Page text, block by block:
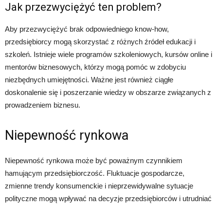
Jak przezwyciężyć ten problem?
Aby przezwyciężyć brak odpowiedniego know-how,
przedsiębiorcy mogą skorzystać z różnych źródeł edukacji i
szkoleń. Istnieje wiele programów szkoleniowych, kursów online i
mentorów biznesowych, którzy mogą pomóc w zdobyciu
niezbędnych umiejętności. Ważne jest również ciągłe
doskonalenie się i poszerzanie wiedzy w obszarze związanych z
prowadzeniem biznesu.
Niepewność rynkowa
Niepewność rynkowa może być poważnym czynnikiem
hamującym przedsiębiorczość. Fluktuacje gospodarcze,
zmienne trendy konsumenckie i nieprzewidywalne sytuacje
polityczne mogą wpływać na decyzje przedsiębiorców i utrudniać